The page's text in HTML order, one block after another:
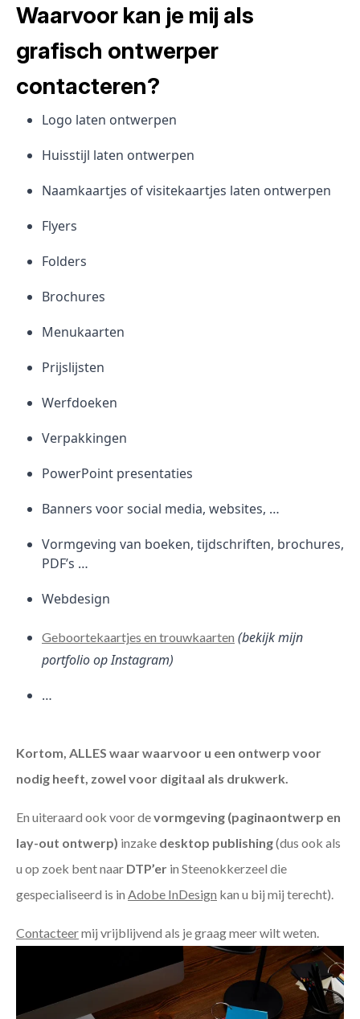
Waarvoor kan je mij als
grafisch ontwerper
contacteren?
Logo laten ontwerpen
Huisstijl laten ontwerpen
Naamkaartjes of visitekaartjes laten ontwerpen
Flyers
Folders
Brochures
Menukaarten
Prijslijsten
Werfdoeken
Verpakkingen
PowerPoint presentaties
Banners voor social media, websites, …
Vormgeving van boeken, tijdschriften, brochures,
PDF’s …
Webdesign
Geboortekaartjes en trouwkaarten (bekijk mijn
portfolio op Instagram)
…
Kortom, ALLES waar waarvoor u een ontwerp voor
nodig heeft, zowel voor digitaal als drukwerk.
En uiteraard ook voor devormgeving (paginaontwerp en
lay-out ontwerp) inzake desktop publishing(dus ook als
u op zoek bent naar DTP’er in Steenokkerzeel die
gespecialiseerd is in Adobe InDesign kan u bij mij terecht).
Contacteermij vrijblijvend als je graag meer wilt weten.